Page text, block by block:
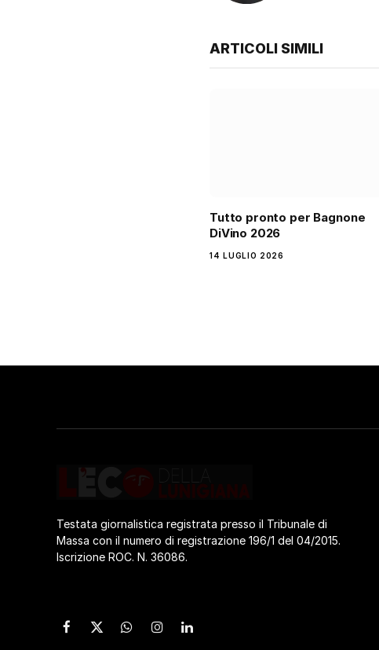
ARTICOLI SIMILI
Tutto pronto per Bagnone
DiVino 2026
14 LUGLIO 2026
Testata giornalistica registrata presso il Tribunale di
Massa con il numero di registrazione 196/1 del 04/2015.
Iscrizione ROC. N. 36086.
Facebook
X
WhatsApp
Instagram
LinkedIn